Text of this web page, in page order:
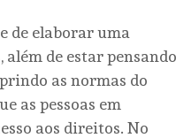
de elaborar uma
além de estar pensando
as normas do
as pessoas em
aos direitos. No